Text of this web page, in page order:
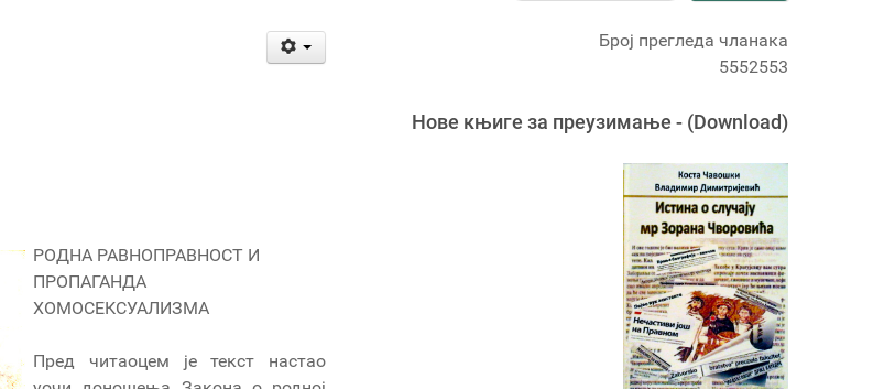
РОДНА РАВНОПРАВНОСТ И
ПРОПАГАНДА
ХОМОСЕКСУАЛИЗМА
Пред читаоцем је текст настао
Број прегледа чланака
5552553
Новe књигe за преузимање - (Download)